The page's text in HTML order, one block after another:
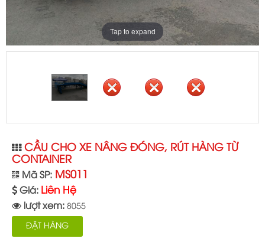
Tap to expand
CẦU CHO XE NÂNG ĐÓNG, RÚT HÀNG TỪ
CONTAINER
Mã SP: MS011
Giá: Liên Hệ
lượt xem: 8055
ĐẶT HÀNG